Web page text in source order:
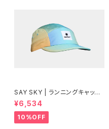
SAY SKY | ランニングキャップ
Drip Dye Combat Cap 101 |
Blue Aop | ユニセックス
¥6,534
10%OFF